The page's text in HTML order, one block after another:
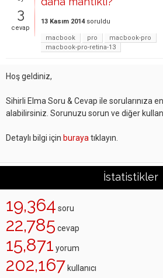
3
cevap
13 Kasım 2014 soruldu
macbook pro
macbook-pro
macbook-pro-retina-13
Hoş geldiniz,
Sihirli Elma Soru & Cevap ile sorularınıza
alabilirsiniz. Sorunuzu sorun ve diğer
Detaylı bilgi için buraya tıklayın.
İstatistikler
19,364 soru
22,785 cevap
15,871 yorum
202,167 kullanıcı